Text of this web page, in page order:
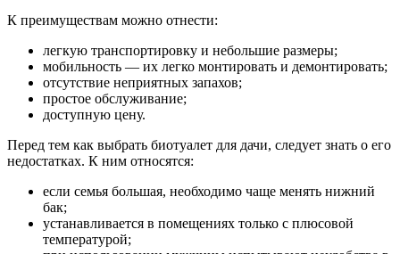
К преимуществам можно отнести:
легкую транспортировку и небольшие размеры;
мобильность — их легко монтировать и демонтировать;
отсутствие неприятных запахов;
простое обслуживание;
доступную цену.
Перед тем как выбрать биотуалет для дачи, следует знать о его
недостатках. К ним относятся:
если семья большая, необходимо чаще менять нижний
бак;
устанавливается в помещениях только с плюсовой
температурой;